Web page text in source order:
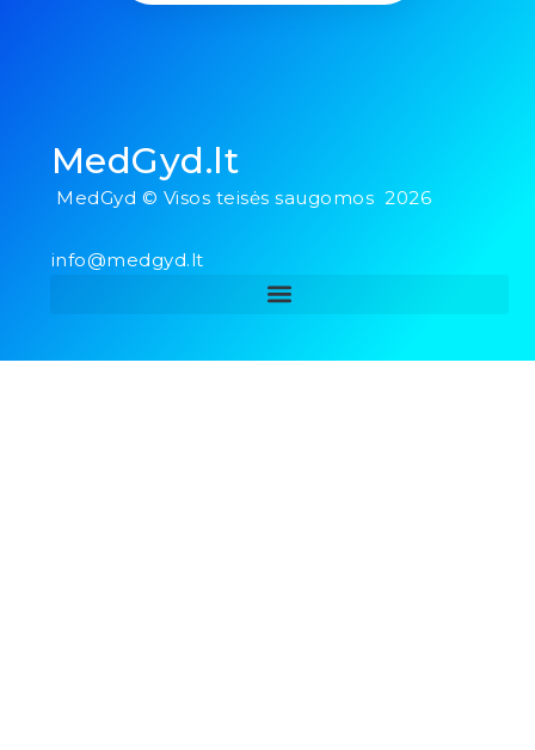
MedGyd.lt
MedGyd © Visos teisės saugomos 2026
info@medgyd.lt